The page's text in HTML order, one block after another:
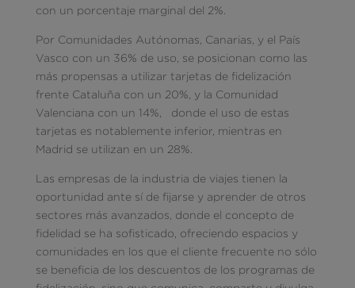
con un porcentaje marginal del 2%.
Por Comunidades Autónomas, Canarias, y el País
Vasco con un 36% de uso, se posicionan como las
más propensas a utilizar tarjetas de fidelización
frente Cataluña con un 20%, y la Comunidad
Valenciana con un 14%, donde el uso de estas
tarjetas es notablemente inferior, mientras en
Madrid se utilizan en un 28%.
Las empresas de la industria de viajes tienen la
oportunidad ante sí de fijarse y aprender de otros
sectores más avanzados, donde el concepto de
fidelidad se ha sofisticado, ofreciendo espacios y
comunidades en los que el cliente frecuente no sólo
se beneficia de los descuentos de los programas de